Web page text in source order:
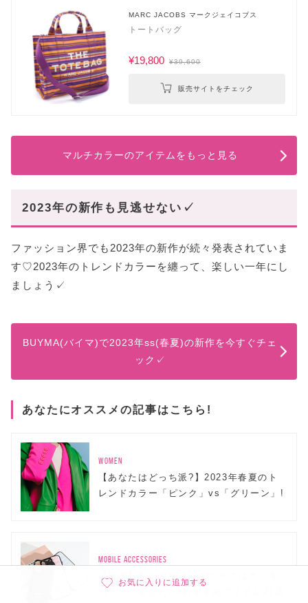
MARC JACOBS マークジェイコブス
トートバッグ
¥19,800 ¥39,600
販売サイトをチェック
マルチカラーのアイテムをもっと見る
2023年の新作も見逃せない✓
ファッション界でも2023年の新作が続々発表されていま
す♡2023年のトレンドカラーを纏って、楽しい一年にし
ましょう✓
BUYMA(バイマ)で2023年ss(春夏)の新作を今すぐチェ
ック✓
あなたにオススメの記事はこちら!
WOMEN
【あなたはどっち派?】2023年春夏のト
レンドカラー「ピンク」vs「グリーン」!
MOBILE ACCESSORIES
【風水】私の相棒スマホケースはラッキ
カラーで選びたい!おすすめアイテム21選
お気に入りに追加する